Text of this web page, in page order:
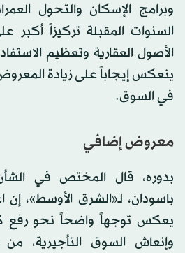
وبرامج الإسكان والتحول
السنوات المقبلة تركيزاً
الأصول العقارية وتعظيم
ينعكس إيجاباً على زيادة
في السوق.
معروض إضافي
بدوره، قال المختص في
باسودان، لـ«الشرق الأوسط»، إن
يعكس توجهاً واضحاً نحو رفع
وإنعاش السوق التأجيرية،